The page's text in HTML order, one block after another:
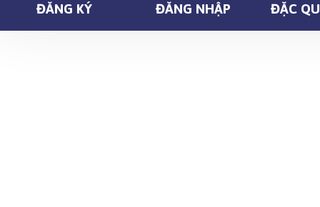
ĐĂNG KÝ ĐĂNG NHẬP ĐẶC